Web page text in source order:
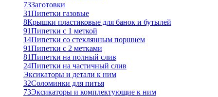
73Заготовки
31Пипетки газовые
8Крышки пластиковые для банок и бутылей
91Пипетки с 1 меткой
14Пипетки со стеклянным поршнем
91Пипетки с 2 метками
81Пипетки на полный слив
24Пипетки на частичный слив
Эксикаторы и детали к ним
32Соломинки для питья
73Эксикаторы и комплектующие к ним